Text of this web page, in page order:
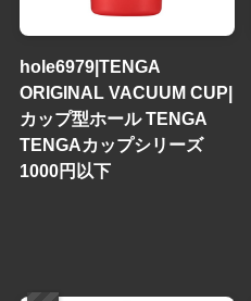
hole6979|TENGA
ORIGINAL VACUUM CUP|
カップ型ホール TENGA
TENGAカップシリーズ
1000円以下